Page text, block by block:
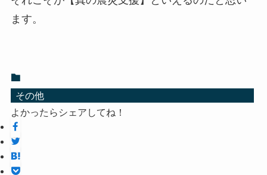
ます。
その他
よかったらシェアしてね！